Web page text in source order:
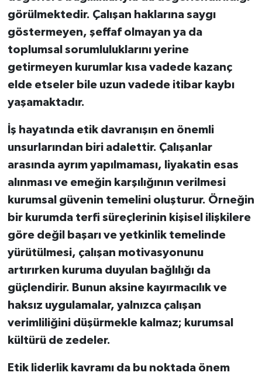
görülmektedir. Çalışan haklarına saygı
göstermeyen, şeffaf olmayan ya da
toplumsal sorumluluklarını yerine
getirmeyen kurumlar kısa vadede kazanç
elde etseler bile uzun vadede itibar kaybı
yaşamaktadır.
İş hayatında etik davranışın en önemli
unsurlarından biri adalettir. Çalışanlar
arasında ayrım yapılmaması, liyakatin esas
alınması ve emeğin karşılığının verilmesi
kurumsal güvenin temelini oluşturur. Örneğin
bir kurumda terfi süreçlerinin kişisel ilişkilere
göre değil başarı ve yetkinlik temelinde
yürütülmesi, çalışan motivasyonunu
artırırken kuruma duyulan bağlılığı da
güçlendirir. Bunun aksine kayırmacılık ve
haksız uygulamalar, yalnızca çalışan
verimliliğini düşürmekle kalmaz; kurumsal
kültürü de zedeler.
Etik liderlik kavramı da bu noktada önem